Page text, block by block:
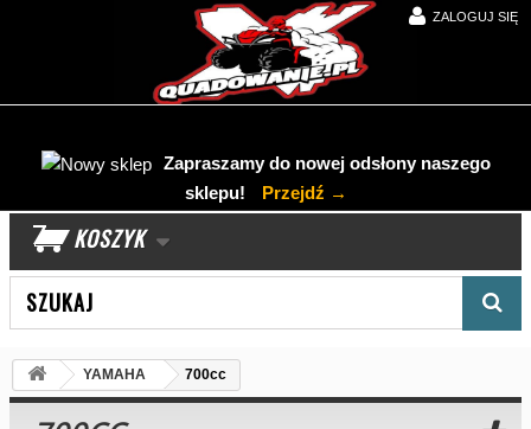
ZALOGUJ SIĘ
Zapraszamy do nowej odsłony naszego
sklepu!
Przejdź →
KOSZYK
YAMAHA 700cc